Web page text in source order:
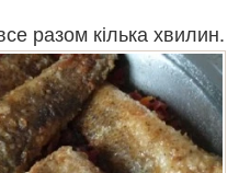
разом кілька хвилин.